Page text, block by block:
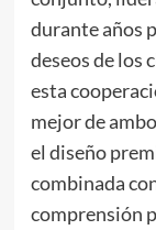
durante años
deseos de los
esta
mejor de
el diseño
combinada
comprensión